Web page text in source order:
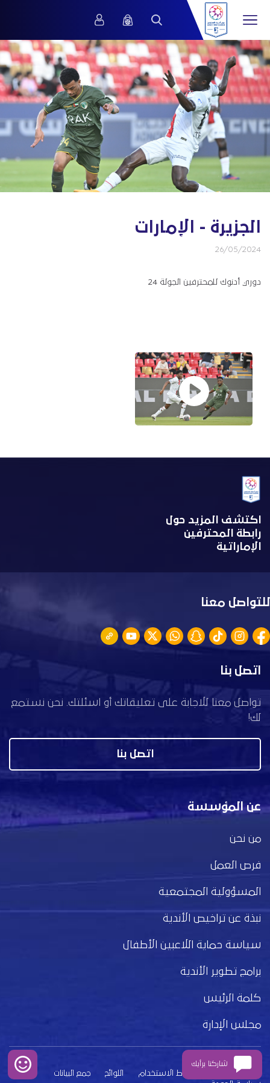
الجزيرة - الإمارات
26/05/2024
دوري أدنوك للمحترفين الجولة 24
اكتشف المزيد حول
رابطة المحترفين
الإماراتية
للتواصل معنا
اتصل بنا
تواصل معنا للاجابة على تعليقاتك أو اسئلتك. نحن نستمع
لك!
اتصل بنا
عن المؤسسة
من نحن
فرص العمل
المسؤولية المجتمعية
نبذة عن تراخيص الأندية
سياسة حماية اللاعبين الأطفال
برامج تطوير الأندية
كلمة الرئيس
مجلس الإدارة
بيان الخصوصية شروط الاستخدام اللوائح
جمع البيانات
شاركنا برأيك